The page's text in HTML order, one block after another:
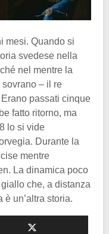
mesi. Quando si
svedese nella
nel mentre la
– il re
Erano passati cinque
fatto ritorno, ma
lo si vide
Durante la
mentre
La dinamica poco
che, a distanza
un’altra storia.